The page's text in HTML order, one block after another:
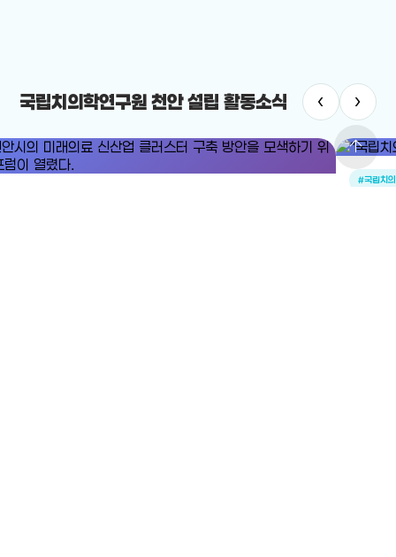
국립치의학연구원 천안 설립 활동소식 ‹ ›
#국립치
arrow_upward